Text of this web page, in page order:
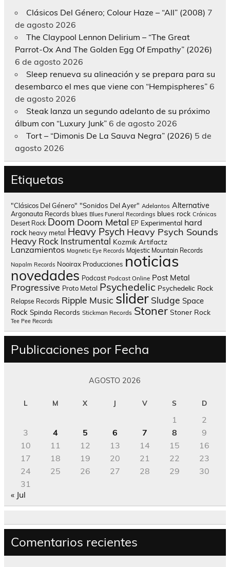
Clásicos Del Género; Colour Haze – “All” (2008) 7
de agosto 2026
The Claypool Lennon Delirium – “The Great
Parrot-Ox And The Golden Egg Of Empathy” (2026)
6 de agosto 2026
Sleep renueva su alineación y se prepara para su
desembarco el mes que viene con “Hempispheres” 6
de agosto 2026
Steak lanza un segundo adelanto de su próximo
álbum con “Luxury Junk” 6 de agosto 2026
Tort – “Dimonis De La Sauva Negra” (2026) 5 de
agosto 2026
Etiquetas
"Clásicos Del Género" "Sonidos Del Ayer" Adelantos Alternative
Argonauta Records blues Blues Funeral Recordings blues rock Crónicas
Desert Rock Doom Doom Metal EP Experimental hard
rock heavy metal Heavy Psych Heavy Psych Sounds
Heavy Rock Instrumental Kozmik Artifactz
Lanzamientos Magnetic Eye Records Majestic Mountain Records
Napalm Records Nooirax Producciones noticias
novedades Podcast Podcast Online Post Metal
Progressive Proto Metal Psychedelic Psychedelic Rock
Relapse Records Ripple Music slider Sludge Space
Rock Spinda Records Stickman Records Stoner Stoner Rock
Tee Pee Records
Publicaciones por Fecha
AGOSTO 2026
L M X J V S D
1
2
3
4 5 6 7 8
9
10
11 12 13 14 15
16
17
18 19 20 21 22
23
24
25 26 27 28 29
30
31
« Jul
Comentarios recientes